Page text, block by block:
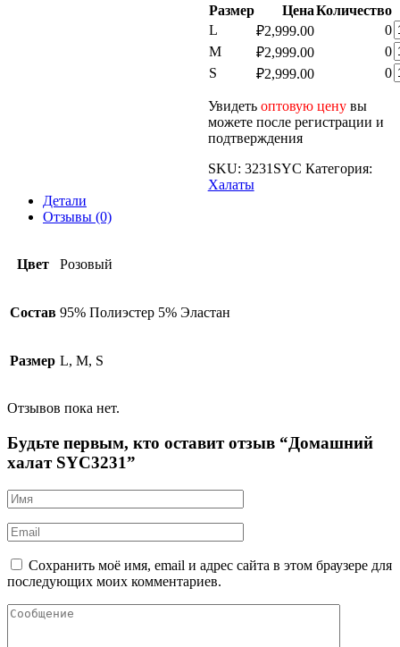
Размер ЦенаКоличество
L
₽2,999.00 0
M ₽2,999.00 0
S ₽2,999.00 0
Увидеть оптовую ценувы
можете после регистрации и
подтверждения
SKU: 3231SYC Категория:
Халаты
Детали
Отзывы (0)
Цвет Розовый
Состав 95% Полиэстер 5% Эластан
Размер L, M, S
Отзывов пока нет.
Будьте первым, кто оставит отзыв “Домашний
халат SYC3231”
Сохранить моё имя, email и адрес сайта в этом браузере для
последующих моих комментариев.